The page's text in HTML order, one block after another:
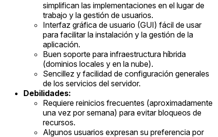
simplifican las implementaciones en el lugar de
trabajo y la gestión de usuarios.
Interfaz gráfica de usuario (GUI) fácil de usar
para facilitar la instalación y la gestión de la
aplicación.
Buen soporte para infraestructura híbrida
(dominios locales y en la nube).
Sencillez y facilidad de configuración generales
de los servicios del servidor.
Debilidades:
Requiere reinicios frecuentes (aproximadamente
una vez por semana) para evitar bloqueos de
recursos.
Algunos usuarios expresan su preferencia por